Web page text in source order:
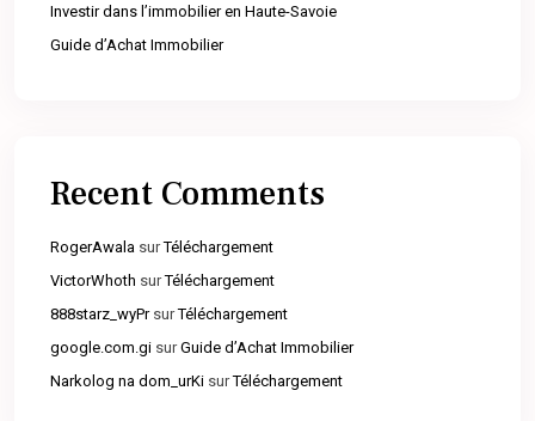
Investir dans l’immobilier en Haute-Savoie
Guide d’Achat Immobilier
Recent Comments
RogerAwala surTéléchargement
VictorWhoth surTéléchargement
888starz_wyPrsurTéléchargement
google.com.gi surGuide d’Achat Immobilier
Narkolog na dom_urKi surTéléchargement